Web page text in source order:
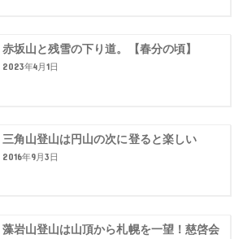
赤坂山と残雪の下り道。【春分の頃】
2023年4月1日
三角山登山は円山の次に登ると楽しい
2016年9月3日
藻岩山登山は山頂から札幌を一望！慈啓会